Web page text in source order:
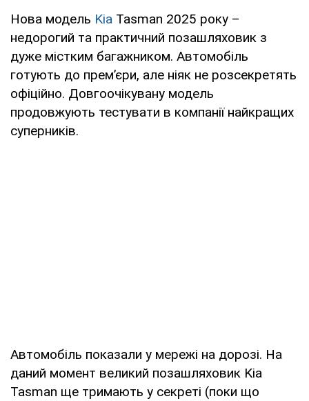
Нова модель Kia Tasman 2025 року –
недорогий та практичний позашляховик з
дуже містким багажником. Автомобіль
готують до прем’єри, але ніяк не розсекретять
офіційно. Довгоочікувану модель
продовжують тестувати в компанії найкращих
суперників.
Автомобіль показали у мережі на дорозі. На
даний момент великий позашляховик Kia
Tasman ще тримають у секреті (поки що